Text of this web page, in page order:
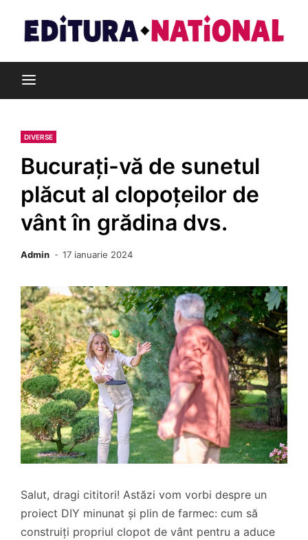
content
Editura Național
DIVERSE
Bucurați-vă de sunetul
plăcut al clopoțeilor de
vânt în grădina dvs.
Admin 17 ianuarie 2024
Salut, dragi cititori! Astăzi vom vorbi despre un
proiect DIY minunat și plin de farmec: cum să
construiți propriul clopot de vânt pentru a aduce